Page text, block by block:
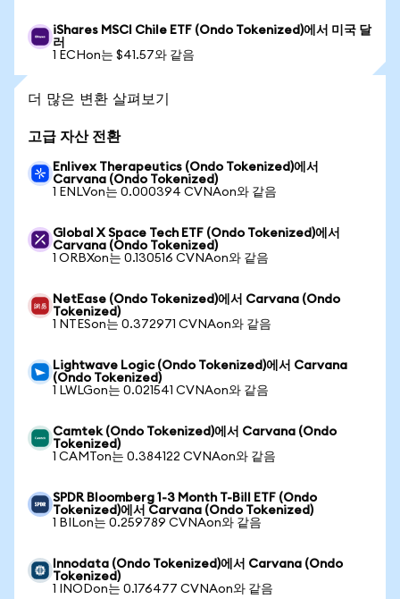
iShares MSCI Chile ETF (Ondo Tokenized)에서 미국 달
러
1 ECHon는 $41.57와 같음
더 많은 변환 살펴보기
고급 자산 전환
Enlivex Therapeutics (Ondo Tokenized)에서
Carvana (Ondo Tokenized)
1 ENLVon는 0.000394 CVNAon와 같음
Global X Space Tech ETF (Ondo Tokenized)에서
Carvana (Ondo Tokenized)
1 ORBXon는 0.130516 CVNAon와 같음
NetEase (Ondo Tokenized)에서 Carvana (Ondo
Tokenized)
1 NTESon는 0.372971 CVNAon와 같음
Lightwave Logic (Ondo Tokenized)에서 Carvana
(Ondo Tokenized)
1 LWLGon는 0.021541 CVNAon와 같음
Camtek (Ondo Tokenized)에서 Carvana (Ondo
Tokenized)
1 CAMTon는 0.384122 CVNAon와 같음
SPDR Bloomberg 1-3 Month T-Bill ETF (Ondo
Tokenized)에서 Carvana (Ondo Tokenized)
1 BILon는 0.259789 CVNAon와 같음
Innodata (Ondo Tokenized)에서 Carvana (Ondo
Tokenized)
1 INODon는 0.176477 CVNAon와 같음